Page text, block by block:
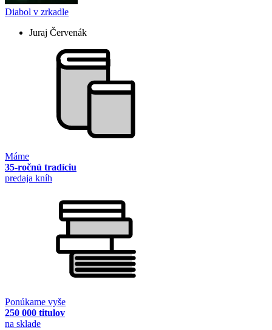
Diabol v zrkadle
Juraj Červenák
Máme
35-ročnú tradíciu
predaja kníh
Ponúkame vyše
250 000 titulov
na sklade